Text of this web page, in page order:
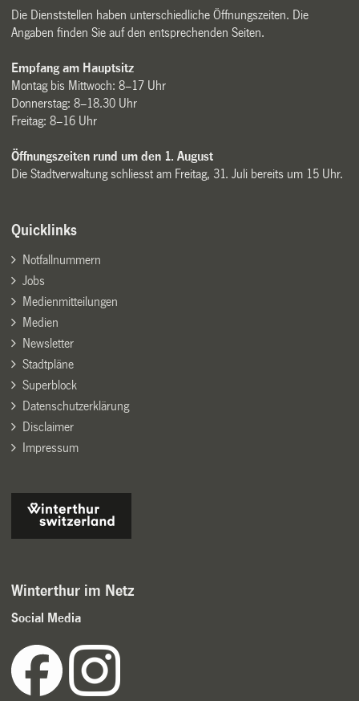
Die Dienststellen haben unterschiedliche Öffnungszeiten. Die
Angaben finden Sie auf den entsprechenden Seiten.
Empfang am Hauptsitz
Montag bis Mittwoch: 8–17 Uhr
Donnerstag: 8–18.30 Uhr
Freitag: 8–16 Uhr
Öffnungszeiten rund um den 1. August
Die Stadtverwaltung schliesst am Freitag, 31. Juli bereits um 15 Uhr.
Quicklinks
Notfallnummern
Jobs
Medienmitteilungen
Medien
Newsletter
Stadtpläne
Superblock
Datenschutzerklärung
Disclaimer
Impressum
Winterthur im Netz
Social Media